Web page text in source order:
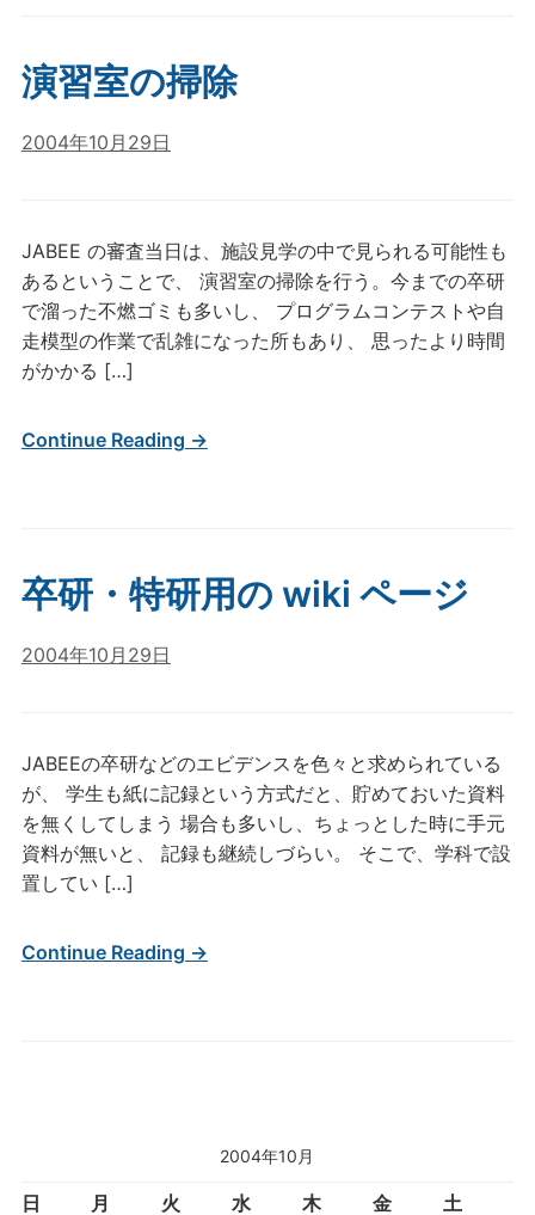
2004年10月
日 月 火 水 木 金 土
演習室の掃除
2004年10月29日
JABEE の審査当日は、施設見学の中で見られる可能性も
あるということで、 演習室の掃除を行う。今までの卒研
で溜った不燃ゴミも多いし、 プログラムコンテストや自
走模型の作業で乱雑になった所もあり、 思ったより時間
がかかる […]
Continue Reading →
卒研・特研用の wiki ページ
2004年10月29日
JABEEの卒研などのエビデンスを色々と求められている
が、 学生も紙に記録という方式だと、貯めておいた資料
を無くしてしまう 場合も多いし、ちょっとした時に手元
資料が無いと、 記録も継続しづらい。 そこで、学科で設
置してい […]
Continue Reading →